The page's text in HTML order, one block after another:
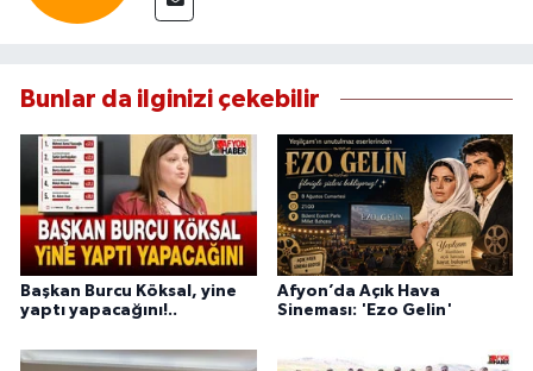
Bunlar da ilginizi çekebilir
Başkan Burcu Köksal, yine
yaptı yapacağını!..
Afyon’da Açık Hava
Sineması: 'Ezo Gelin'